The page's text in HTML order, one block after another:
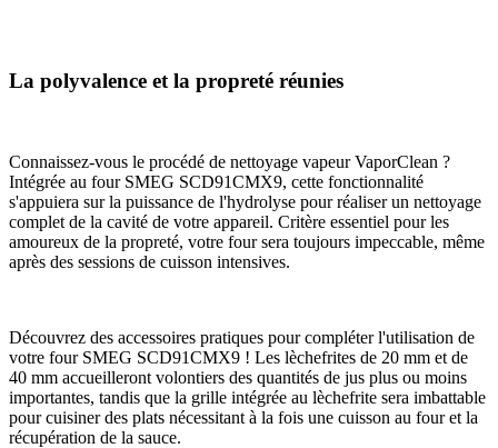
La polyvalence et la propreté réunies
Connaissez-vous le procédé de nettoyage vapeur VaporClean ?
Intégrée au four SMEG SCD91CMX9, cette fonctionnalité
s'appuiera sur la puissance de l'hydrolyse pour réaliser un nettoyage
complet de la cavité de votre appareil. Critère essentiel pour les
amoureux de la propreté, votre four sera toujours impeccable, même
après des sessions de cuisson intensives.
Découvrez des accessoires pratiques pour compléter l'utilisation de
votre four SMEG SCD91CMX9 ! Les lèchefrites de 20 mm et de
40 mm accueilleront volontiers des quantités de jus plus ou moins
importantes, tandis que la grille intégrée au lèchefrite sera imbattable
pour cuisiner des plats nécessitant à la fois une cuisson au four et la
récupération de la sauce.